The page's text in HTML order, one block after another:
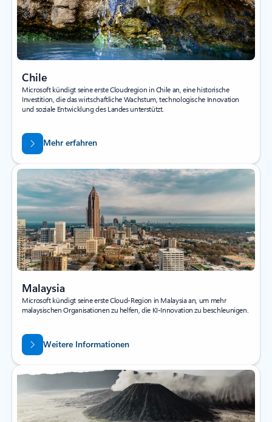
Chile
Microsoft kündigt seine erste Cloudregion in Chile an, eine historische
Investition, die das wirtschaftliche Wachstum, technologische Innovation
und soziale Entwicklung des Landes unterstützt.
Mehr erfahren
Malaysia
Microsoft kündigt seine erste Cloud-Region in Malaysia an, um mehr
malaysischen Organisationen zu helfen, die KI-Innovation zu beschleunigen.
Weitere Informationen